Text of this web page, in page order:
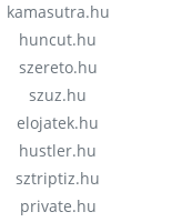
kamasutra.hu
huncut.hu
szereto.hu
szuz.hu
elojatek.hu
hustler.hu
sztriptiz.hu
private.hu